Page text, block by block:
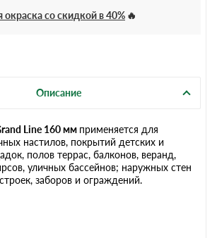
окраска со скидкой в 40%
Описание
Line 160 мм применяется для
настилов, покрытий детских и
полов террас, балконов, веранд,
уличных бассейнов; наружных стен
заборов и ограждений.